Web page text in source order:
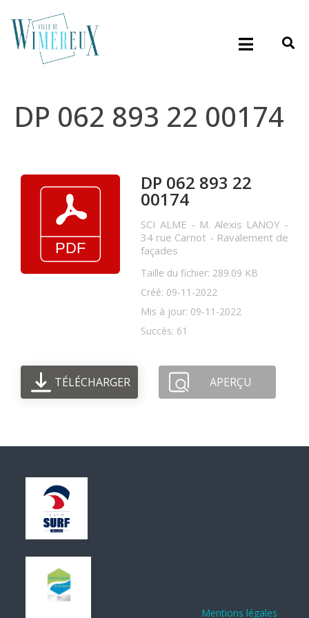
DP 062 893 22 00174
DP 062 893 22
00174
SCI ALME - M. Alexis LANOY -
34 rue Carnot - Ravalement de
façades
Taille du fichier: 289.09 KB
Créé: 09-11-2022
Mis à jour: 09-11-2022
Succès: 61
TÉLÉCHARGER APERÇU
Mentions légales